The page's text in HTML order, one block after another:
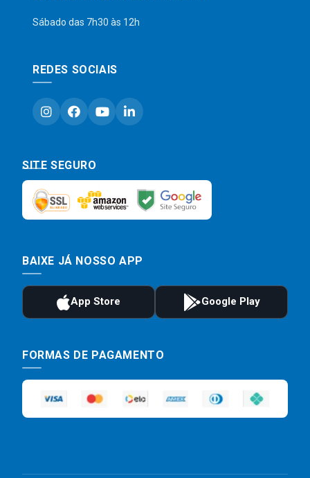
Sábado das 7h30 às 12h
REDES SOCIAIS
SITE SEGURO
BAIXE JÁ NOSSO APP
FORMAS DE PAGAMENTO